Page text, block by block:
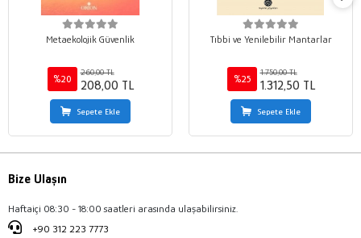
Metaekolojik Güvenlik
%20
260,00 TL
208,00 TL
Sepete Ekle
Tıbbi ve Yenilebilir Mantarlar
%25
1.750,00 TL
1.312,50 TL
Sepete Ekle
Bize Ulaşın
Haftaiçi 08:30 - 18:00 saatleri arasında ulaşabilirsiniz.
+90 312 223 7773